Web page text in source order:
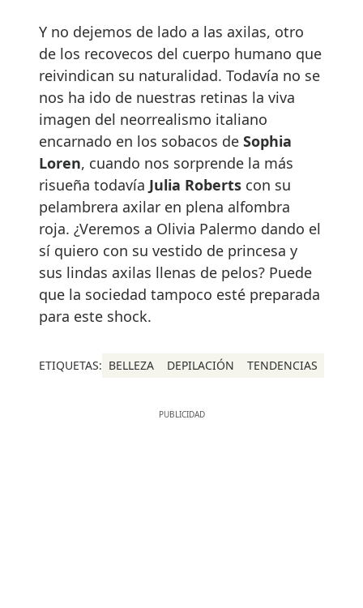
Y no dejemos de lado a las axilas, otro
de los recovecos del cuerpo humano que
reivindican su naturalidad. Todavía no se
nos ha ido de nuestras retinas la viva
imagen del neorrealismo italiano
encarnado en los sobacos de Sophia
Loren, cuando nos sorprende la más
risueña todavía Julia Roberts con su
pelambrera axilar en plena alfombra
roja. ¿Veremos a Olivia Palermo dando el
sí quiero con su vestido de princesa y
sus lindas axilas llenas de pelos? Puede
que la sociedad tampoco esté preparada
para este shock.
ETIQUETAS: BELLEZA DEPILACIÓN TENDENCIAS